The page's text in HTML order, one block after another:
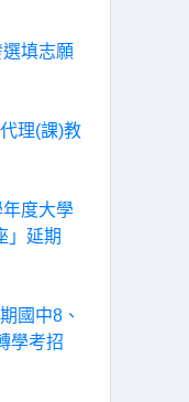
填志願
理(課)教
年度大學
」延期
國中8、
學考招